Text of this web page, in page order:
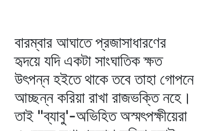
বারম্বার আঘাতে প্রজাসাধারণের
হৃদয়ে যদি একটা সাংঘাতিক ক্ষত
উৎপন্ন হইতে থাকে তবে তাহা গোপনে
আচ্ছন্ন করিয়া রাখা রাজভক্তি নহে।
তাই "ব্যাবু'-অভিহিত অস্মৎপক্ষীয়েরা